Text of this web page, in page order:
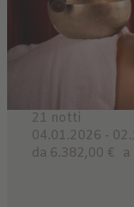
21 notti
04.01.2026 -
da 6.382,00 € a